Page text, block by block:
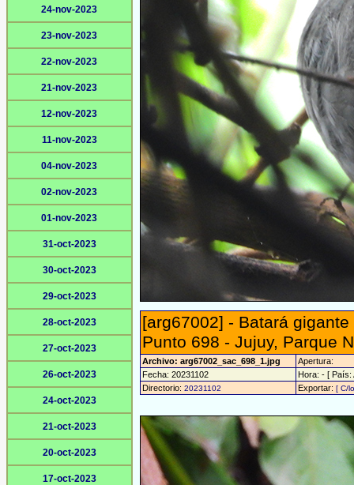
24-nov-2023
23-nov-2023
22-nov-2023
21-nov-2023
12-nov-2023
11-nov-2023
04-nov-2023
02-nov-2023
01-nov-2023
31-oct-2023
30-oct-2023
29-oct-2023
28-oct-2023
27-oct-2023
26-oct-2023
24-oct-2023
21-oct-2023
20-oct-2023
17-oct-2023
[arg67002] - Batará
Punto 698 - Jujuy, Parque
Archivo: arg67002_sac_698_1.jpg
Apertura:
Fecha: 20231102
Hora: - [ País:
Directorio: 20231102 Exportar: [ C/